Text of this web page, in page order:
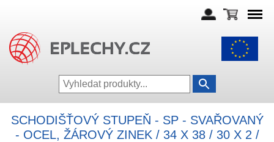
SCHODIŠŤOVÝ STUPEŇ - SP - SVAŘOVANÝ
- OCEL, ŽÁROVÝ ZINEK / 34 X 38 / 30 X 2 /